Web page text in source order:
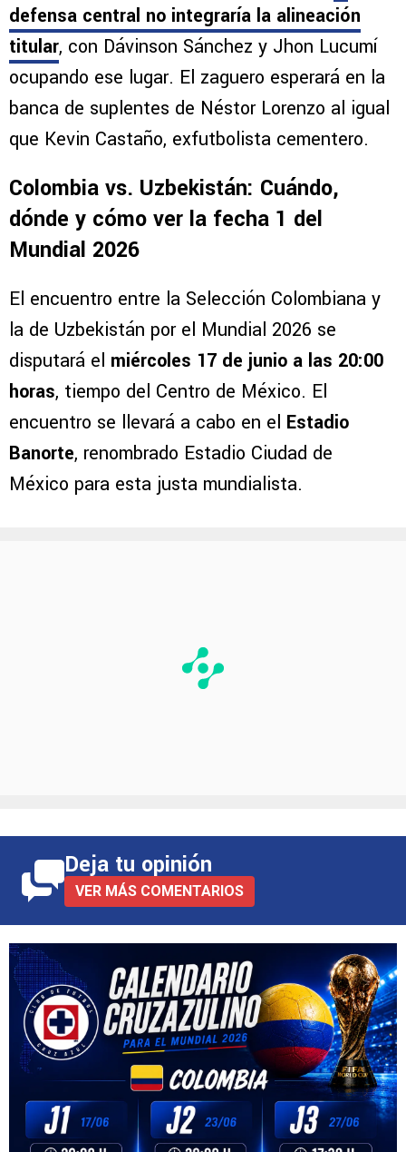
defensa central no integraría la alineación
titular, con Dávinson Sánchez y Jhon Lucumí
ocupando ese lugar. El zaguero esperará en la
banca de suplentes de Néstor Lorenzo al igual
que Kevin Castaño, exfutbolista cementero.
Colombia vs. Uzbekistán: Cuándo,
dónde y cómo ver la fecha 1 del
Mundial 2026
El encuentro entre la Selección Colombiana y
la de Uzbekistán por el Mundial 2026 se
disputará el miércoles 17 de junio a las 20:00
horas, tiempo del Centro de México. El
encuentro se llevará a cabo en el Estadio
Banorte, renombrado Estadio Ciudad de
México para esta justa mundialista.
Deja tu opinión
VER MÁS COMENTARIOS